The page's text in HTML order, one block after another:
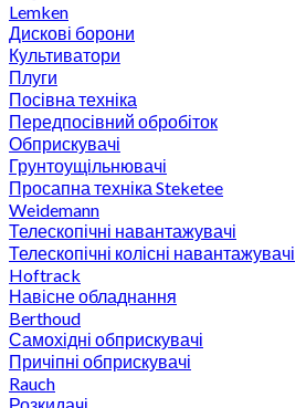
Lemken
Дискові борони
Культиватори
Плуги
Посівна техніка
Передпосівний обробіток
Обприскувачі
Грунтоущільнювачі
Просапна техніка Steketee
Weidemann
Телескопічні навантажувачі
Телескопічні колісні навантажувачі
Hoftrack
Навісне обладнання
Berthoud
Самохідні обприскувачі
Причіпні обприскувачі
Rauch